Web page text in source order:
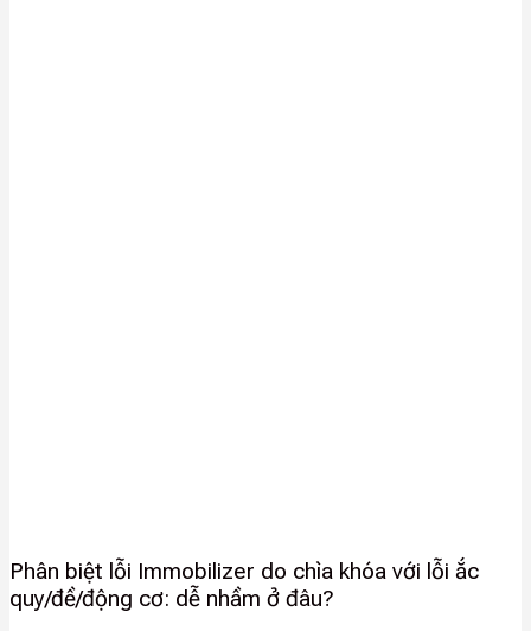
Phân biệt lỗi Immobilizer do chìa khóa với lỗi ắc
quy/đề/động cơ: dễ nhầm ở đâu?